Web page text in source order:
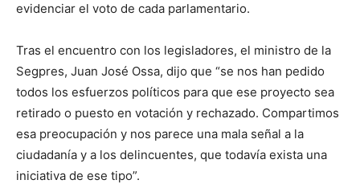
evidenciar el voto de cada parlamentario.
Tras el encuentro con los legisladores, el ministro de la
Segpres, Juan José Ossa, dijo que “se nos han pedido
todos los esfuerzos políticos para que ese proyecto sea
retirado o puesto en votación y rechazado. Compartimos
esa preocupación y nos parece una mala señal a la
ciudadanía y a los delincuentes, que todavía exista una
iniciativa de ese tipo”.